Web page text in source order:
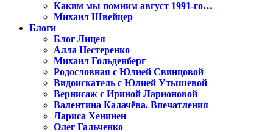
Каким мы помним август 1991-го…
Михаил Швейцер
Блоги
Блог Лицея
Алла Нестеренко
Михаил Гольденберг
Родословная с Юлией Свинцовой
Видоискатель с Юлией Утышевой
Вернисаж с Ириной Ларионовой
Валентина Калачёва. Впечатления
Лариса Хенинен
Олег Гальченко